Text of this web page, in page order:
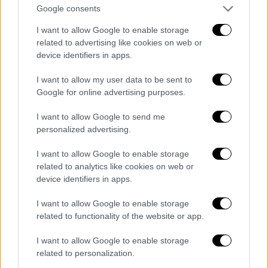
Google consents
I want to allow Google to enable storage
related to advertising like cookies on web or
device identifiers in apps.
I want to allow my user data to be sent to
Google for online advertising purposes.
I want to allow Google to send me
personalized advertising.
I want to allow Google to enable storage
related to analytics like cookies on web or
device identifiers in apps.
I want to allow Google to enable storage
related to functionality of the website or app.
I want to allow Google to enable storage
related to personalization.
που διαθέτει τα στοιχεία για την ανακάλυψη
της Σάρα, ενώ μπράβοι έχουν αρχίσει να τον
αναζητούν…
Το πολύπλοκο, πολλές φορές σενάριο,
ακολουθώντας τη συνταγή του κυνηγιού
παρασκήνιο, ζώντας σαν φάντασμα
αποφεύγοντας να τον γνωρίσει η Σάρα και
επικοινωνώντας μαζί της μέσω ενός
τηλεφωνικού συστήματος αναμετάδοσης,
μίας υπηρεσίας που χρησιμοποιείται κυρίως
από κωφούς και οι συνομιλίες δεσμεύονται
από νόμους περί απορρήτου.
Ο σεναριογράφος Τζάστιν Πιασέκι, μαζί με
τον Μακένζι,φαίνονται αρκετά διαβασμένοι